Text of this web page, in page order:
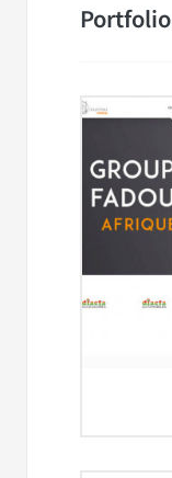
Portfolio